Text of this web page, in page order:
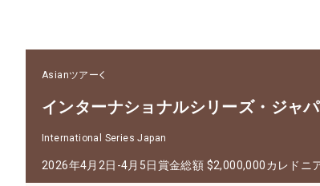
Asianツアー
インターナショナルシリーズ・ジャ
International Series Japan
2026年4月2日-4月5日 賞金総額 $2,000,000カレドニ